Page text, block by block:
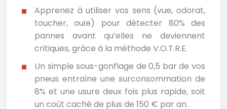
Apprenez à utiliser vos sens (vue, odorat,
toucher, ouïe) pour détecter 80% des
pannes avant qu’elles ne deviennent
critiques, grâce à la méthode V.O.T.R.E.
Un simple sous-gonflage de 0,5 bar de vos
pneus entraîne une surconsommation de
8% et une usure deux fois plus rapide, soit
un coût caché de plus de 150 € par an.